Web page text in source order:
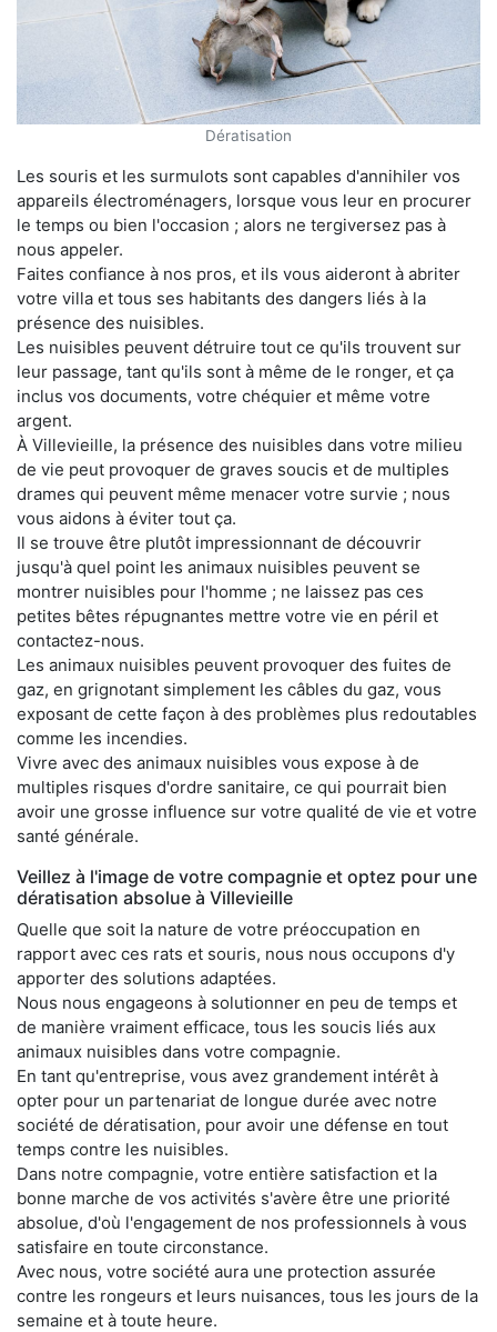
Dératisation
Les souris et les surmulots sont capables d'annihiler vos
appareils électroménagers, lorsque vous leur en procurer
le temps ou bien l'occasion ; alors ne tergiversez pas à
nous appeler.
Faites confiance à nos pros, et ils vous aideront à abriter
votre villa et tous ses habitants des dangers liés à la
présence des nuisibles.
Les nuisibles peuvent détruire tout ce qu'ils trouvent sur
leur passage, tant qu'ils sont à même de le ronger, et ça
inclus vos documents, votre chéquier et même votre
argent.
À Villevieille, la présence des nuisibles dans votre milieu
de vie peut provoquer de graves soucis et de multiples
drames qui peuvent même menacer votre survie ; nous
vous aidons à éviter tout ça.
Il se trouve être plutôt impressionnant de découvrir
jusqu'à quel point les animaux nuisibles peuvent se
montrer nuisibles pour l'homme ; ne laissez pas ces
petites bêtes répugnantes mettre votre vie en péril et
contactez-nous.
Les animaux nuisibles peuvent provoquer des fuites de
gaz, en grignotant simplement les câbles du gaz, vous
exposant de cette façon à des problèmes plus redoutables
comme les incendies.
Vivre avec des animaux nuisibles vous expose à de
multiples risques d'ordre sanitaire, ce qui pourrait bien
avoir une grosse influence sur votre qualité de vie et votre
santé générale.
Veillez à l'image de votre compagnie et optez pour une
dératisation absolue à Villevieille
Quelle que soit la nature de votre préoccupation en
rapport avec ces rats et souris, nous nous occupons d'y
apporter des solutions adaptées.
Nous nous engageons à solutionner en peu de temps et
de manière vraiment efficace, tous les soucis liés aux
animaux nuisibles dans votre compagnie.
En tant qu'entreprise, vous avez grandement intérêt à
opter pour un partenariat de longue durée avec notre
société de dératisation, pour avoir une défense en tout
temps contre les nuisibles.
Dans notre compagnie, votre entière satisfaction et la
bonne marche de vos activités s'avère être une priorité
absolue, d'où l'engagement de nos professionnels à vous
satisfaire en toute circonstance.
Avec nous, votre société aura une protection assurée
contre les rongeurs et leurs nuisances, tous les jours de la
semaine et à toute heure.